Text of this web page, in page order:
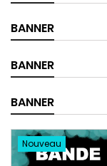
BANNER
BANNER
BANNER
Nouveau